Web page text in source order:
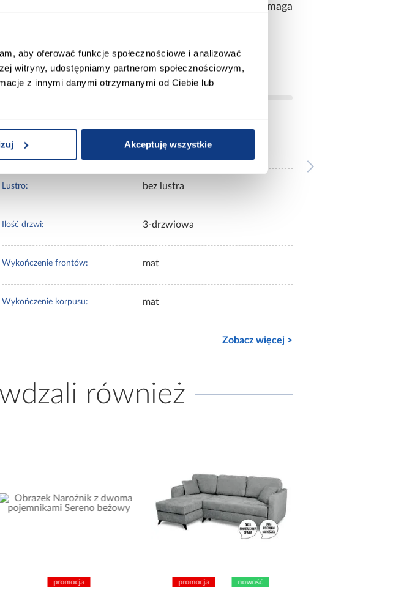
aby oferować funkcje społecznościowe i analizować
witryny, udostępniamy partnerom społecznościowym,
z innymi danymi otrzymanymi od Ciebie lub
Akceptuję wszystkie
wygląd w nowoczesnych aranżacjach. Model wymaga
produkcie
Wybarwienie: czarne
Lustro: bez lustra
Ilość drzwi: 3-drzwiowa
Wykończenie frontów: mat
Wykończenie korpusu: mat
Zobacz więcej >
również
promocja promocja nowość